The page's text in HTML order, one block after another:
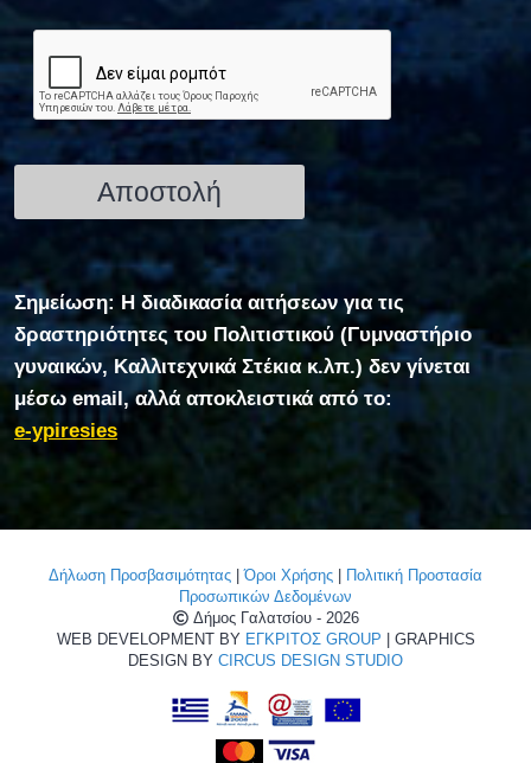
Σημείωση: Η διαδικασία αιτήσεων για τις
δραστηριότητες του Πολιτιστικού (Γυμναστήριο
γυναικών, Καλλιτεχνικά Στέκια κ.λπ.) δεν γίνεται
μέσω email, αλλά αποκλειστικά από το:
e-ypiresies
Δήλωση Προσβασιμότητας |Όροι Χρήσης
Πολιτική Προστασία
Προσωπικών Δεδομένων
Δήμος Γαλατσίου - 2026
WEB DEVELOPMENT BY ΕΓΚΡΙΤΟΣ GROUP | GRAPHICS
DESIGN BY CIRCUS DESIGN STUDIO